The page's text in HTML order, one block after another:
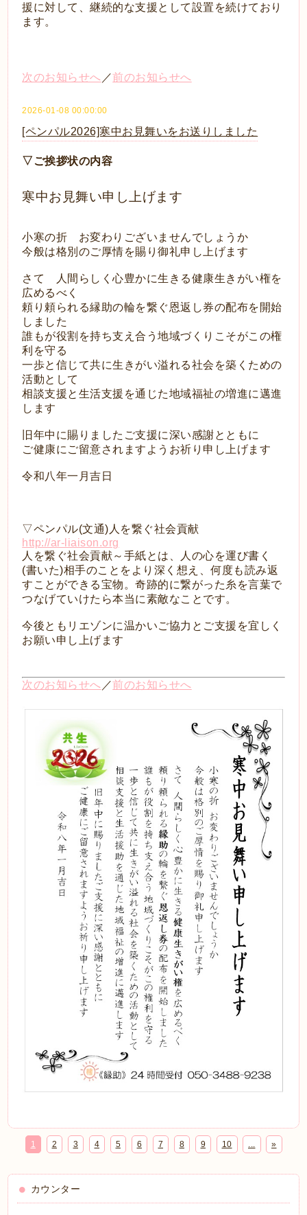
援に対して、継続的な支援として設置を続けており
ます。
次のお知らせへ ／前のお知らせへ
2026-01-08 00:00:00
[ペンパル2026]寒中お見舞いをお送りしました
▽ご挨拶状の内容
寒中お見舞い申し上げます
小寒の折 お変わりございませんでしょうか
今般は格別のご厚情を賜り御礼申し上げます
さて 人間らしく心豊かに生きる健康生きがい権を
広めるべく
頼り頼られる縁助の輪を繋ぐ恩返し券の配布を開始
しました
誰もが役割を持ち支え合う地域づくりこそがこの権
利を守る
一歩と信じて共に生きがい溢れる社会を築くための
活動として
相談支援と生活支援を通じた地域福祉の増進に邁進
します
旧年中に賜りましたご支援に深い感謝とともに
ご健康にご留意されますようお祈り申し上げます
令和八年一月吉日
▽ペンパル(文通)人を繋ぐ社会貢献
http://ar-liaison.org
人を繋ぐ社会貢献～手紙とは、人の心を運び書く
(書いた)相手のことをより深く想え、何度も読み返
すことができる宝物。奇跡的に繋がった糸を言葉で
つなげていけたら本当に素敵なことです。
今後ともリエゾンに温かいご協力とご支援を宜しく
お願い申し上げます
次のお知らせへ ／前のお知らせへ
1 2 3 4 5 6 7 8 9 10 »
カウンター